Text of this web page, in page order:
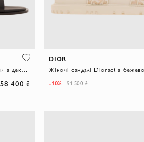
58 400 ₴
DIOR
-10% 91 500 ₴